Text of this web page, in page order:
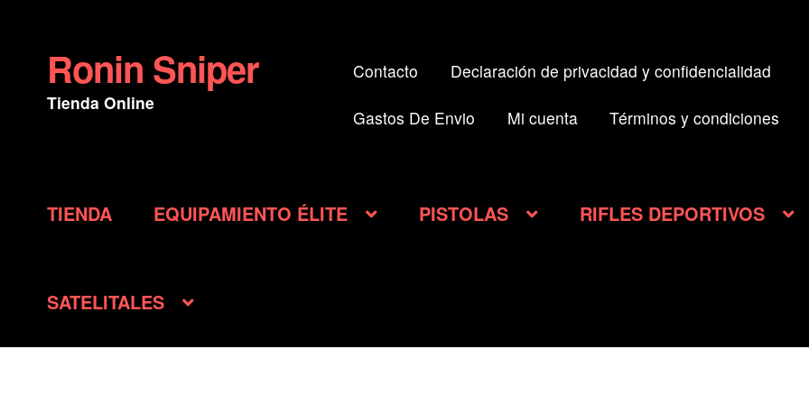
Ir
a
la
Ir
al
contenido
Ronin Sniper
Tienda Online
Contacto Declaración de privacidad y confidencialidad
Gastos De Envio Mi cuenta Términos y condiciones
TIENDA EQUIPAMIENTO ÉLITE PISTOLAS RIFLES DEPORTIVOS
SATELITALES